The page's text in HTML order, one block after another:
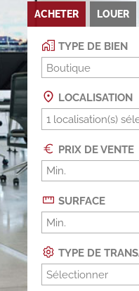
ACHETER LOUER
TYPE DE BIEN
Boutique
LOCALISATION
PRIX DE VENTE
SURFACE
TYPE DE
Sélectionner